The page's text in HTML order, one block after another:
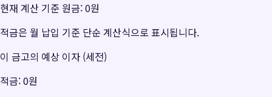
현재 계산 기준 원금:0원
적금은 월 납입 기준 단순 계산식으로 표시됩니다.
이 금고의 예상 이자 (세전)
적금:0원